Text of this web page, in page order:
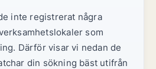
inte registrerat några
som
Därför visar vi nedan de
din sökning bäst utifrån